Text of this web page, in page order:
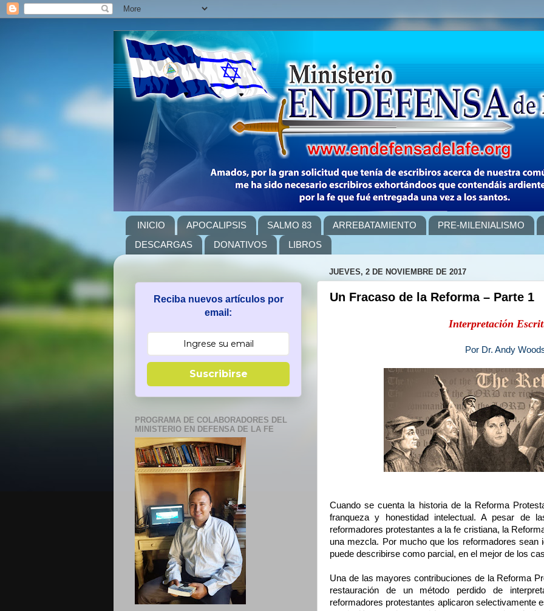
INICIO APOCALIPSIS SALMO 83 ARREBATAMIENTO PRE-MILENIALISMO
DESCARGAS
DONATIVOS LIBROS
JUEVES, 2 DE NOVIEMBRE DE 2017
Un Fracaso de la Reforma – Parte 1
Interpretación
Por Dr. Andy
Cuando se cuenta la historia de la Reforma
franqueza y honestidad intelectual. A pesar de
reformadores protestantes a la fe cristiana, la
una mezcla. Por mucho que los reformadores sean
puede describirse como parcial, en el mejor de los
Una de las mayores contribuciones de la Reforma
restauración de un método perdido de
reformadores protestantes aplicaron selectivamente
Reciba nuevos artículos por
email:
Suscribirse
PROGRAMA DE COLABORADORES DEL
MINISTERIO EN DEFENSA DE LA FE